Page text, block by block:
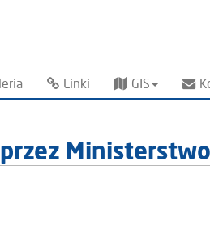
Linki GIS